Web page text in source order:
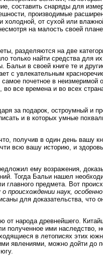
составить снаряды для
производимые
холодной, от сухой или
на малость своей
разделяются на две
только найти средства для
в своей книге те и
с увлекательным
почетное в неизмеримой
все времена и во всех
за подарок, остроумный и
и в которых умные
получив в один день вашу
всю вашу историю, и
ему возражения,
Тогда Бальи нашел
главного предмета. Вот
происхождении наук,
для доказательства, что
от народа древнейшего.
полученное ими наследство,
в летописях этих
явлениями, можно дойти до